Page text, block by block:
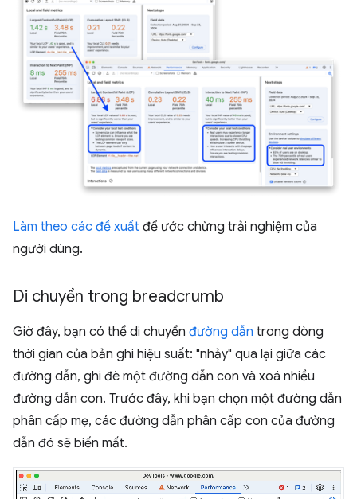
Làm theo các đề xuất để ước chừng trải nghiệm của
người dùng.
Di chuyển trong breadcrumb
Giờ đây, bạn có thể di chuyển đường dẫn trong dòng
thời gian của bản ghi hiệu suất: "nhảy" qua lại giữa các
đường dẫn, ghi đè một đường dẫn con và xoá nhiều
đường dẫn con. Trước đây, khi bạn chọn một đường dẫn
phân cấp mẹ, các đường dẫn phân cấp con của đường
dẫn đó sẽ biến mất.